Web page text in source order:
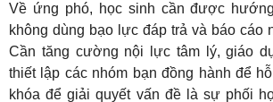
Về ứng phó, học sinh cần được
không dùng bạo lực đáp trả và báo cáo
Cần tăng cường nội lực tâm lý, giáo
thiết lập các nhóm bạn đồng hành để
khóa để giải quyết vấn đề là sự phối